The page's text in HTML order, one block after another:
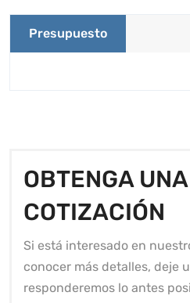
Presupuesto
OBTENGA UNA
COTIZACIÓN
Si está interesado en
conocer más detalles, deje
responderemos lo antes